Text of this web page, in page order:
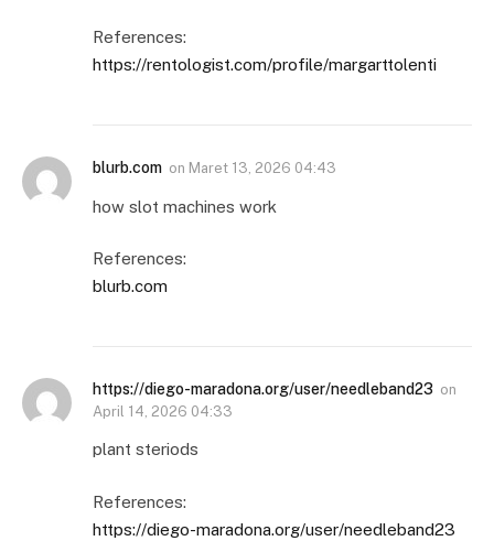
References:
https://rentologist.com/profile/margarttolenti
blurb.com on Maret 13, 2026 04:43
how slot machines work
References:
blurb.com
https://diego-maradona.org/user/needleband23 on
April 14, 2026 04:33
plant steriods
References:
https://diego-maradona.org/user/needleband23